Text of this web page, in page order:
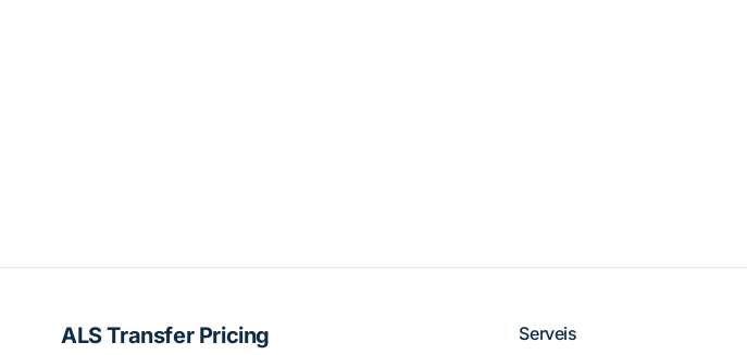
ALS Transfer Pricing Serveis